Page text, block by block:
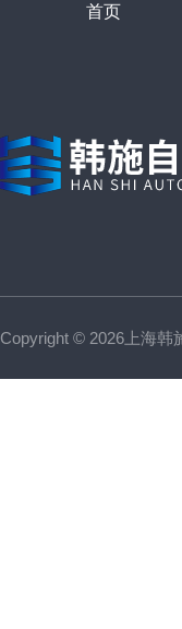
首页
Copyright © 2026上海